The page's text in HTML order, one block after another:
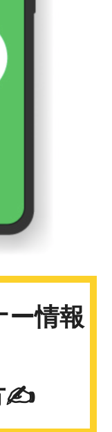
ー情報
✍